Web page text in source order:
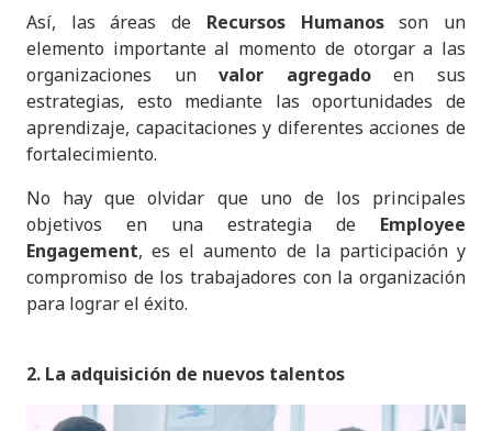
Así, las áreas de Recursos Humanosson un
elemento importante al momento de otorgar a las
organizaciones unvalor agregadoen sus
estrategias, esto mediante las oportunidades de
aprendizaje, capacitaciones y diferentes acciones de
fortalecimiento.
No hay que olvidar que uno de los principales
objetivos en una estrategia de Employee
Engagement, es el aumento de la participación y
compromiso de los trabajadores con la organización
para lograr el éxito.
2. La adquisición de nuevos talentos